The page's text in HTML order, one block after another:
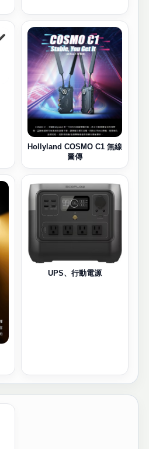
Hollyland COSMO C1 無線
圖傳
UPS、行動電源